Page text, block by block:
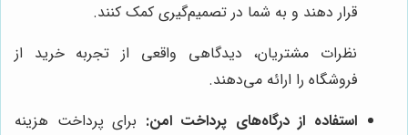
قرار دهند و به شما در تصمیم‌گیری کمک کنند.
نظرات مشتریان، دیدگاهی واقعی از تجربه خرید از
فروشگاه را ارائه می‌دهند.
استفاده از درگاه‌های پرداخت امن: برای پرداخت هزینه